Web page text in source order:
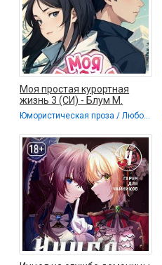
Моя простая курортная
жизнь 3 (СИ) - Блум М.
Юмористическая проза / Любовные романы